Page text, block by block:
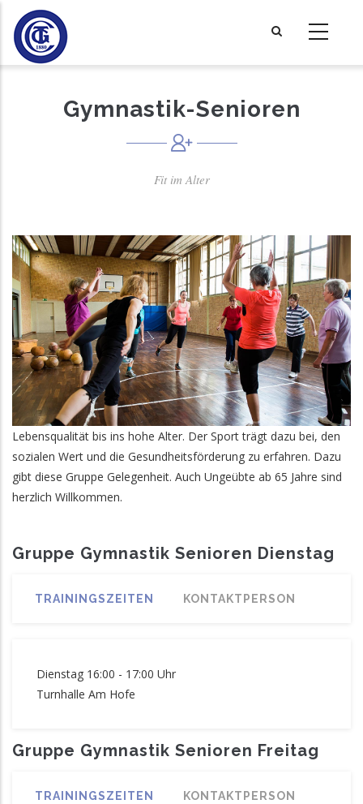
Direkt
zum
Inhalt
Gymnastik-Senioren
Fit im Alter
Lebensqualität bis ins hohe Alter. Der Sport trägt dazu bei, den
sozialen Wert und die Gesundheitsförderung zu erfahren. Dazu
gibt diese Gruppe Gelegenheit. Auch Ungeübte ab 65 Jahre sind
herzlich Willkommen.
Gruppe Gymnastik Senioren Dienstag
TRAININGSZEITEN KONTAKTPERSON
Dienstag 16:00 - 17:00 Uhr
Turnhalle Am Hofe
Gruppe Gymnastik Senioren Freitag
TRAININGSZEITEN KONTAKTPERSON